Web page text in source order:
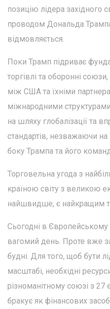
позицію лідера західного
проводом Дональда
відмовляється.
Поки Трамп підриває
торгівлі та оборонні
між США та їхніми
міжнародними
на шляху глобалізації та
стандартів, незважаючи на
боку Трампа та його
Торговельна угода з
країною світу з великою
найшвидше, є найкращим
Сьогодні в
вагомий день. Проте вже
будні. Для того, щоб бути
масштабі, необхідні
різноманітному союзі з
бракує як фінансових